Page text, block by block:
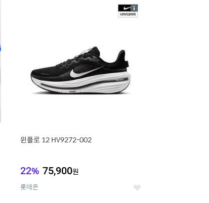
윈플로 12 HV9272-002
22% 75,900원
롯데온 좋
상
세